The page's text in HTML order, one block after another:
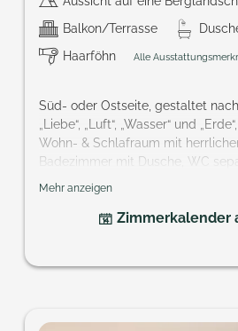
Balkon/Terrasse
Haarföhn
Alle
Süd- oder Ostseite, gestaltet
„Liebe“, „Luft“, „Wasser“ und
Wohn- & Schlafraum mit
Badezimmer mit Dusche, WC
Bademantel, Kabel-TV, Telefon,
Größe: ca. 30 m²
Sie wünschen sich ein
Mehr anzeigen
Zimmerkalender